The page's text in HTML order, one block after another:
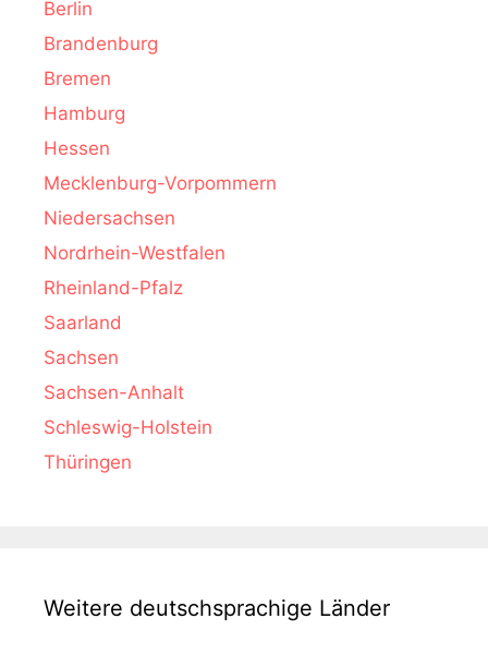
Berlin
Brandenburg
Bremen
Hamburg
Hessen
Mecklenburg-Vorpommern
Niedersachsen
Nordrhein-Westfalen
Rheinland-Pfalz
Saarland
Sachsen
Sachsen-Anhalt
Schleswig-Holstein
Thüringen
Weitere deutschsprachige Länder